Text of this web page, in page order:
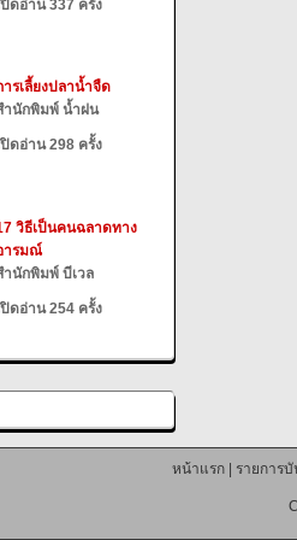
ปิดอ่าน 337 ครั้ง
ารเลี้ยงปลาน้ำจืด
ำนักพิมพ์ น้ำฝน
ปิดอ่าน 298 ครั้ง
วิธีเป็นคนฉลาดทาง
ารมณ์
ำนักพิมพ์ บีเวล
ปิดอ่าน 254 ครั้ง
หน้าแรก| รายการ